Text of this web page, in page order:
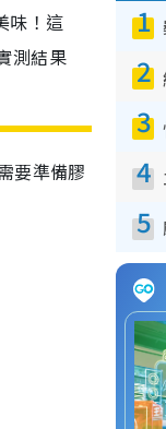
味！這
測結果
要準備膠
1
2
3
4
5